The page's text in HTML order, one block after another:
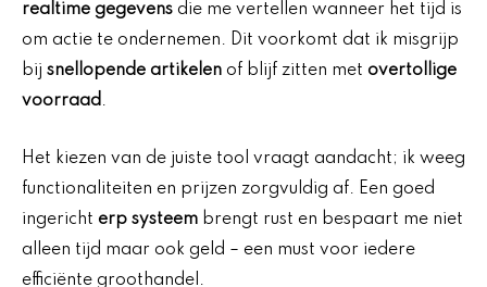
realtime gegevens die me vertellen wanneer het tijd is
om actie te ondernemen. Dit voorkomt dat ik misgrijp
bij snellopende artikelen of blijf zitten met overtollige
voorraad.
Het kiezen van de juiste tool vraagt aandacht; ik weeg
functionaliteiten en prijzen zorgvuldig af. Een goed
ingericht erp systeem brengt rust en bespaart me niet
alleen tijd maar ook geld – een must voor iedere
efficiënte groothandel.